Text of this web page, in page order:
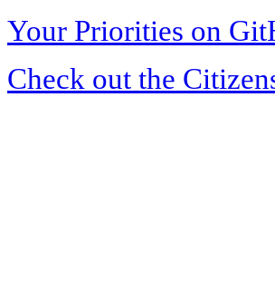
Your Priorities on
Check out the